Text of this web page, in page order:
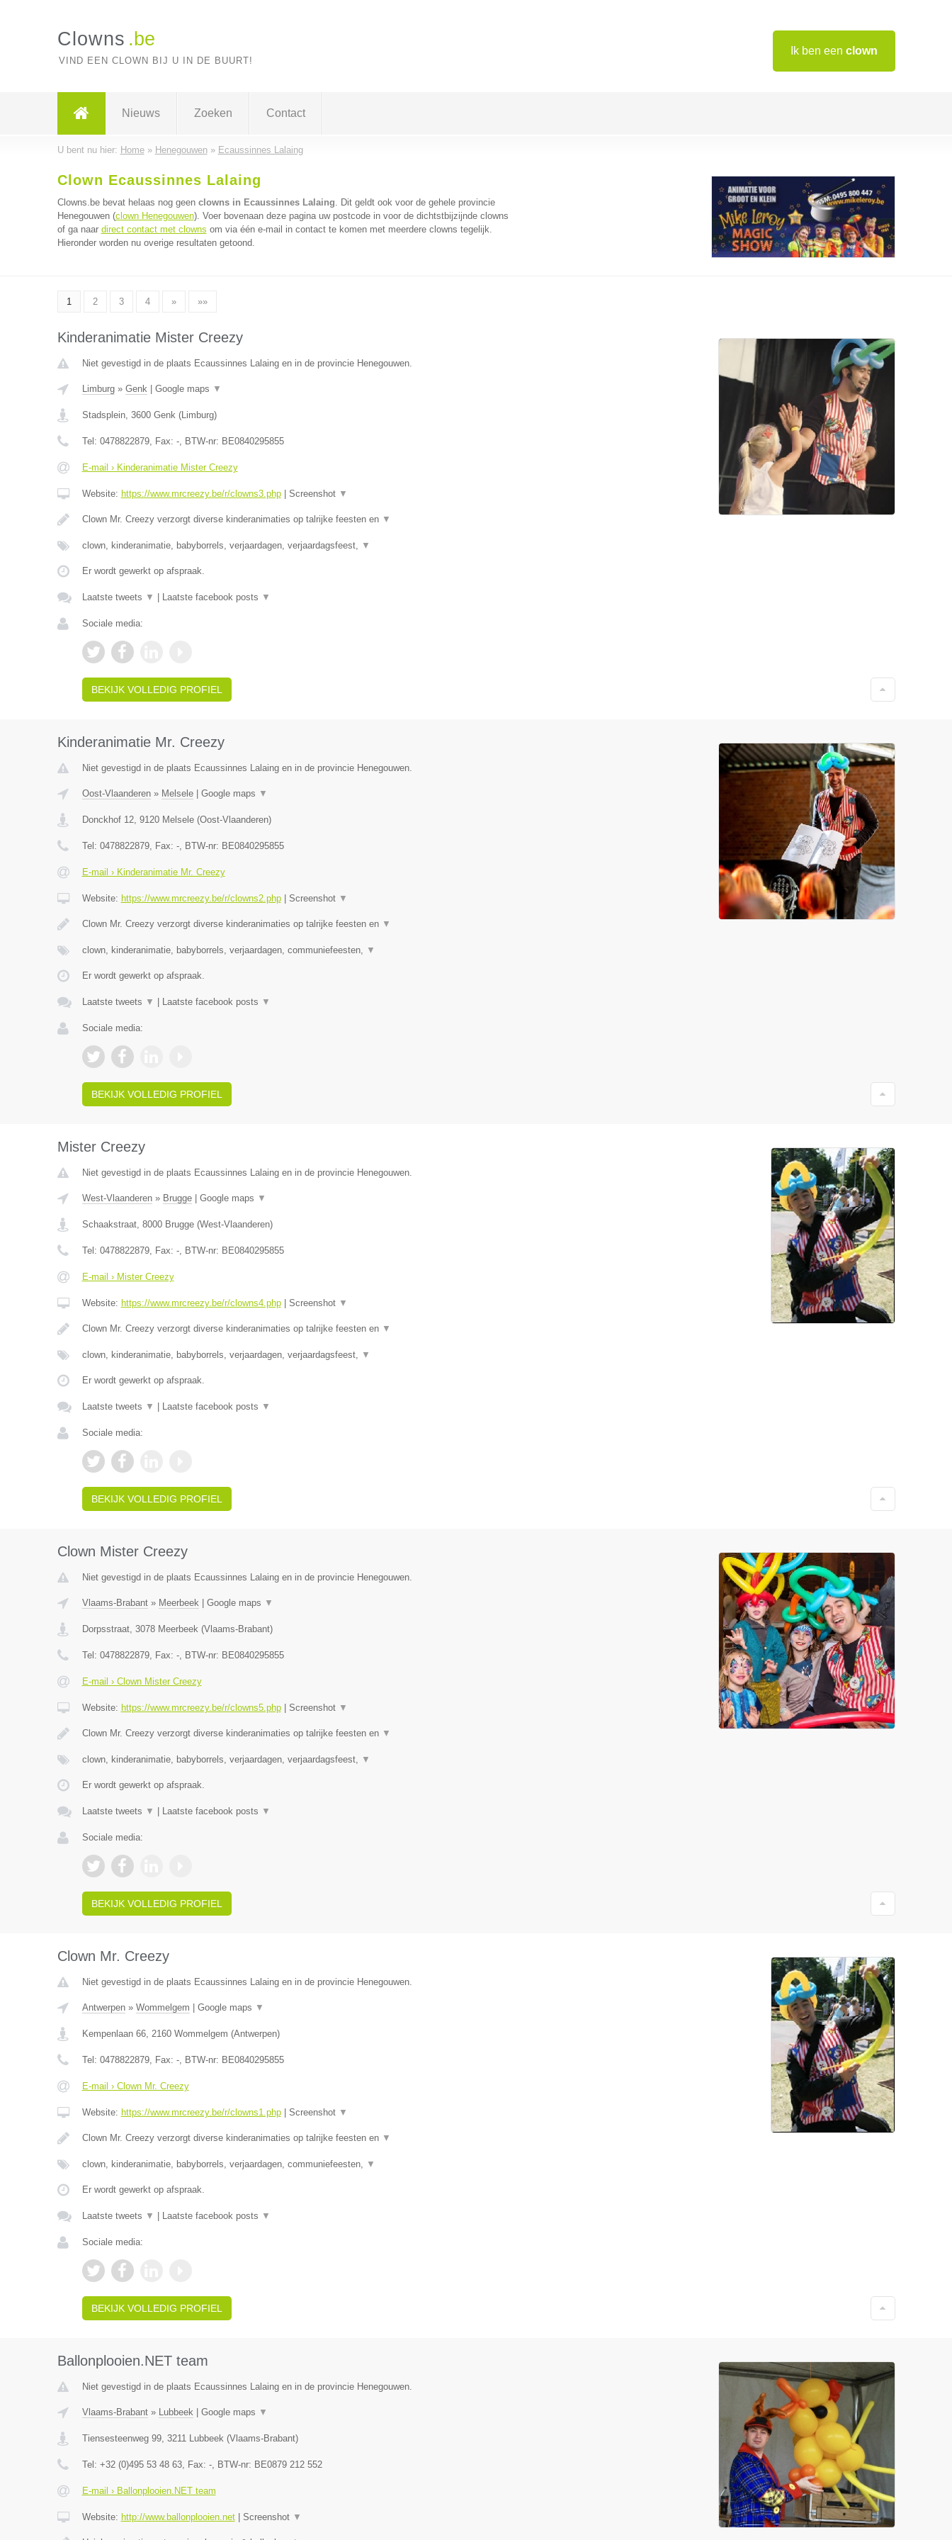
Ik ben een clown
Clowns .be
VIND EEN CLOWN BIJ U IN DE BUURT!
Nieuws Zoeken Contact
U bent nu hier: Home» Henegouwen» Ecaussinnes Lalaing
Clown Ecaussinnes Lalaing
Clowns.be bevat helaas nog geen clowns in Ecaussinnes Lalaing. Dit geldt ook voor de gehele provincie
Henegouwen (clown Henegouwen). Voer bovenaan deze pagina uw postcode in voor de dichtstbijzijnde clowns
of ga naar direct contact met clowns om via één e-mail in contact te komen met meerdere clowns tegelijk.
Hieronder worden nu overige resultaten getoond.
1 2 3 4 » »»
Kinderanimatie Mister Creezy
Niet gevestigd in de plaats Ecaussinnes Lalaing en in de provincie Henegouwen.
Limburg» Genk| Google maps ▼
Stadsplein, 3600 Genk(Limburg)
Tel: 0478822879, Fax: -, BTW-nr: BE0840295855
E-mail › Kinderanimatie Mister Creezy
Website: https://www.mrcreezy.be/r/clowns3.php| Screenshot ▼
Clown Mr. Creezy verzorgt diverse kinderanimaties op talrijke feesten en ▼
clown, kinderanimatie, babyborrels, verjaardagen, verjaardagsfeest, ▼
Er wordt gewerkt op afspraak.
Laatste tweets ▼ Laatste facebook posts ▼
Sociale media:
BEKIJK VOLLEDIG PROFIEL
Kinderanimatie Mr. Creezy
Niet gevestigd in de plaats Ecaussinnes Lalaing en in de provincie Henegouwen.
Oost-Vlaanderen» Melsele| Google maps ▼
Donckhof 12, 9120 Melsele(Oost-Vlaanderen)
Tel: 0478822879, Fax: -, BTW-nr: BE0840295855
E-mail › Kinderanimatie Mr. Creezy
Website: https://www.mrcreezy.be/r/clowns2.php| Screenshot ▼
Clown Mr. Creezy verzorgt diverse kinderanimaties op talrijke feesten en ▼
clown, kinderanimatie, babyborrels, verjaardagen, communiefeesten, ▼
Er wordt gewerkt op afspraak.
Laatste tweets ▼ Laatste facebook posts ▼
Sociale media:
BEKIJK VOLLEDIG PROFIEL
Mister Creezy
Niet gevestigd in de plaats Ecaussinnes Lalaing en in de provincie Henegouwen.
West-Vlaanderen» Brugge| Google maps ▼
Schaakstraat, 8000 Brugge(West-Vlaanderen)
Tel: 0478822879, Fax: -, BTW-nr: BE0840295855
E-mail › Mister Creezy
Website: https://www.mrcreezy.be/r/clowns4.php| Screenshot ▼
Clown Mr. Creezy verzorgt diverse kinderanimaties op talrijke feesten en ▼
clown, kinderanimatie, babyborrels, verjaardagen, verjaardagsfeest, ▼
Er wordt gewerkt op afspraak.
Laatste tweets ▼ Laatste facebook posts ▼
Sociale media:
BEKIJK VOLLEDIG PROFIEL
Clown Mister Creezy
Niet gevestigd in de plaats Ecaussinnes Lalaing en in de provincie Henegouwen.
Vlaams-Brabant» Meerbeek| Google maps ▼
Dorpsstraat, 3078 Meerbeek(Vlaams-Brabant)
Tel: 0478822879, Fax: -, BTW-nr: BE0840295855
E-mail › Clown Mister Creezy
Website: https://www.mrcreezy.be/r/clowns5.php| Screenshot ▼
Clown Mr. Creezy verzorgt diverse kinderanimaties op talrijke feesten en ▼
clown, kinderanimatie, babyborrels, verjaardagen, verjaardagsfeest, ▼
Er wordt gewerkt op afspraak.
Laatste tweets ▼ Laatste facebook posts ▼
Sociale media:
BEKIJK VOLLEDIG PROFIEL
Clown Mr. Creezy
Niet gevestigd in de plaats Ecaussinnes Lalaing en in de provincie Henegouwen.
Antwerpen» Wommelgem Google maps ▼
Kempenlaan 66, 2160 Wommelgem (Antwerpen)
Tel: 0478822879, Fax: -, BTW-nr: BE0840295855
E-mail › Clown Mr. Creezy
Website: https://www.mrcreezy.be/r/clowns1.php| Screenshot ▼
Clown Mr. Creezy verzorgt diverse kinderanimaties op talrijke feesten en ▼
clown, kinderanimatie, babyborrels, verjaardagen, communiefeesten, ▼
Er wordt gewerkt op afspraak.
Laatste tweets ▼ Laatste facebook posts ▼
Sociale media:
BEKIJK VOLLEDIG PROFIEL
Ballonplooien.NET team
Niet gevestigd in de plaats Ecaussinnes Lalaing en in de provincie Henegouwen.
Vlaams-Brabant» Lubbeek| Google maps ▼
Tiensesteenweg 99, 3211 Lubbeek(Vlaams-Brabant)
Tel: +32 (0)495 53 48 63, Fax: -, BTW-nr: BE0879 212 552
E-mail › Ballonplooien.NET team
Website: http://www.ballonplooien.net| Screenshot ▼